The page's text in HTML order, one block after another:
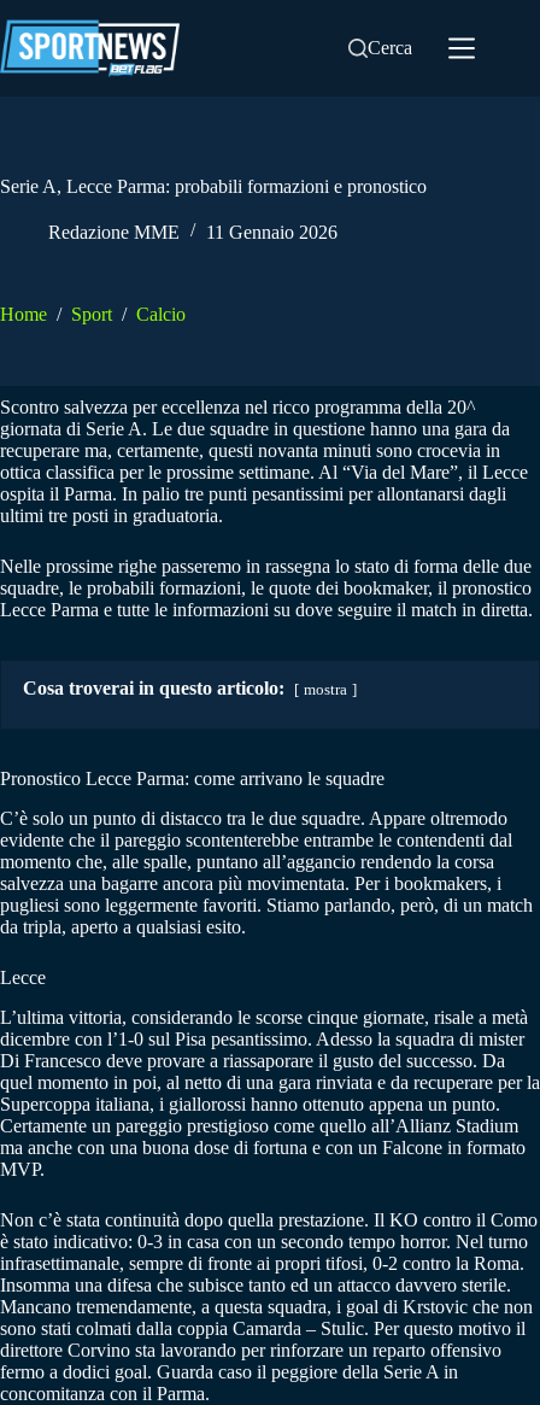
al
contenuto
Cerca
Serie A, Lecce Parma: probabili formazioni e pronostico
Redazione MME 11 Gennaio 2026
Home / Sport / Calcio
Scontro salvezza per eccellenza nel ricco programma della 20^
giornata di Serie A. Le due squadre in questione hanno una gara da
recuperare ma, certamente, questi novanta minuti sono crocevia in
ottica classifica per le prossime settimane. Al “Via del Mare”, il Lecce
ospita il Parma. In palio tre punti pesantissimi per allontanarsi dagli
ultimi tre posti in graduatoria.
Nelle prossime righe passeremo in rassegna lo stato di forma delle due
squadre, le probabili formazioni, le quote dei bookmaker, il pronostico
Lecce Parma e tutte le informazioni su dove seguire il match in diretta.
Cosa troverai in questo articolo: mostra
Pronostico Lecce Parma: come arrivano le squadre
C’è solo un punto di distacco tra le due squadre. Appare oltremodo
evidente che il pareggio scontenterebbe entrambe le contendenti dal
momento che, alle spalle, puntano all’aggancio rendendo la corsa
salvezza una bagarre ancora più movimentata. Per i bookmakers, i
pugliesi sono leggermente favoriti. Stiamo parlando, però, di un match
da tripla, aperto a qualsiasi esito.
Lecce
L’ultima vittoria, considerando le scorse cinque giornate, risale a metà
dicembre con l’1-0 sul Pisa pesantissimo. Adesso la squadra di mister
Di Francesco deve provare a riassaporare il gusto del successo. Da
quel momento in poi, al netto di una gara rinviata e da recuperare per la
Supercoppa italiana, i giallorossi hanno ottenuto appena un punto.
Certamente un pareggio prestigioso come quello all’Allianz Stadium
ma anche con una buona dose di fortuna e con un Falcone in formato
MVP.
Non c’è stata continuità dopo quella prestazione. Il KO contro il Como
è stato indicativo: 0-3 in casa con un secondo tempo horror. Nel turno
infrasettimanale, sempre di fronte ai propri tifosi, 0-2 contro la Roma.
Insomma una difesa che subisce tanto ed un attacco davvero sterile.
Mancano tremendamente, a questa squadra, i goal di Krstovic che non
sono stati colmati dalla coppia Camarda – Stulic. Per questo motivo il
direttore Corvino sta lavorando per rinforzare un reparto offensivo
fermo a dodici goal. Guarda caso il peggiore della Serie A in
concomitanza con il Parma.